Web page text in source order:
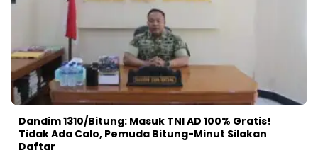
Dandim 1310/Bitung: Masuk TNI AD 100% Gratis!
Tidak Ada Calo, Pemuda Bitung-Minut Silakan
Daftar